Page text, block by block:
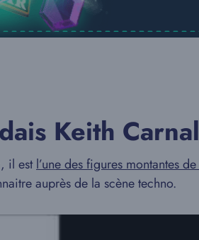
Keith Carnal
il estl’une des figures montantes
auprès de la scène techno.